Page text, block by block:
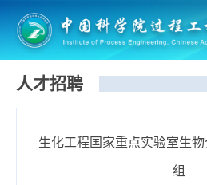
人才招聘
生化工程国家重点实验室生
组